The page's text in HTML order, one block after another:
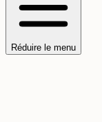
Réduire le menu